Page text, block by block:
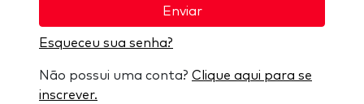
Enviar
Esqueceu sua senha?
Não possui uma conta? Clique aqui para se
inscrever.